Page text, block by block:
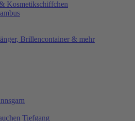
Kosmetikschiffchen
Brillencontainer & mehr
Tiefgang